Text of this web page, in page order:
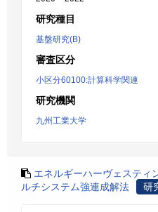
研究種目
基盤研究(B)
審査区分
小区分60100:計算科学関連
研究機関
九州工業大学
エネルギーハーヴェスティ
ルチシステム強連成解法
研